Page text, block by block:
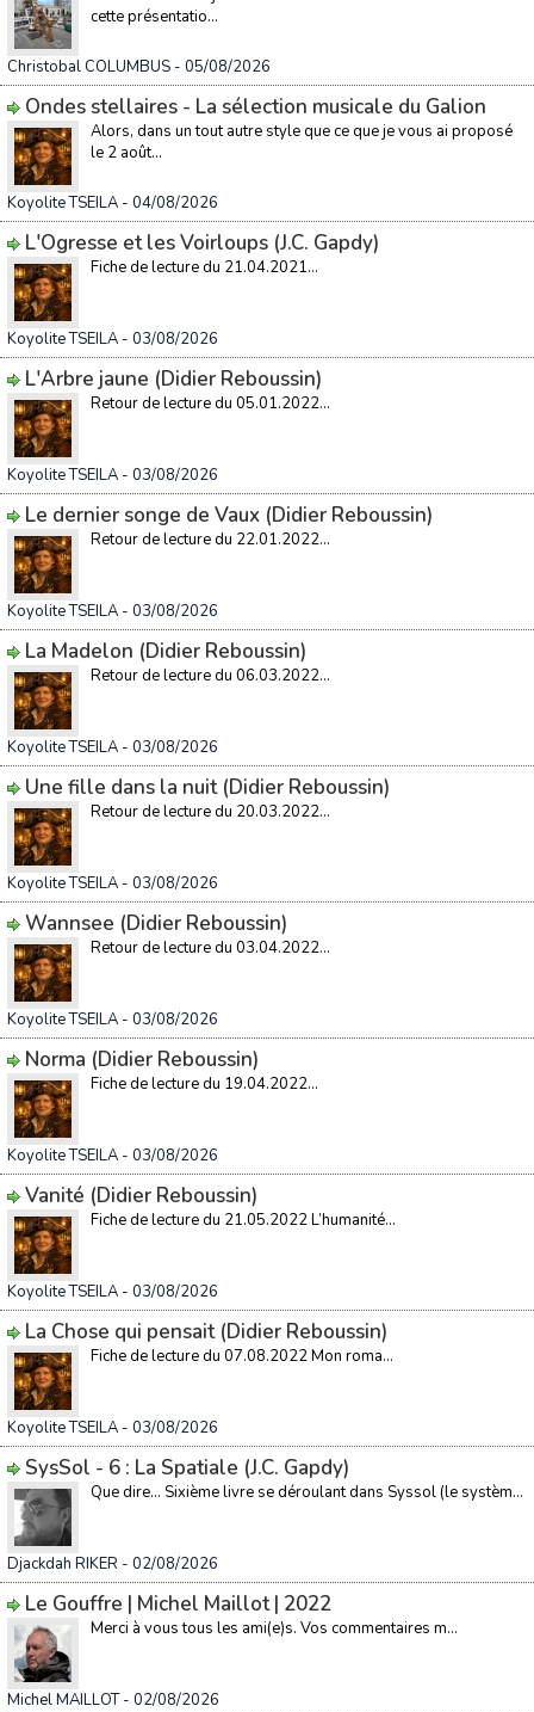
cette présentatio...
Christobal COLUMBUS - 05/08/2026
Ondes stellaires - La sélection musicale du Galion
Alors, dans un tout autre style que ce que je vous ai proposé
le 2 août...
Koyolite TSEILA - 04/08/2026
L'Ogresse et les Voirloups (J.C. Gapdy)
Fiche de lecture du 21.04.2021...
Koyolite TSEILA - 03/08/2026
L'Arbre jaune (Didier Reboussin)
Retour de lecture du 05.01.2022...
Koyolite TSEILA - 03/08/2026
Le dernier songe de Vaux (Didier Reboussin)
Retour de lecture du 22.01.2022...
Koyolite TSEILA - 03/08/2026
La Madelon (Didier Reboussin)
Retour de lecture du 06.03.2022...
Koyolite TSEILA - 03/08/2026
Une fille dans la nuit (Didier Reboussin)
Retour de lecture du 20.03.2022...
Koyolite TSEILA - 03/08/2026
Wannsee (Didier Reboussin)
Retour de lecture du 03.04.2022...
Koyolite TSEILA - 03/08/2026
Norma (Didier Reboussin)
Fiche de lecture du 19.04.2022...
Koyolite TSEILA - 03/08/2026
Vanité (Didier Reboussin)
Fiche de lecture du 21.05.2022 L’humanité...
Koyolite TSEILA - 03/08/2026
La Chose qui pensait (Didier Reboussin)
Fiche de lecture du 07.08.2022 Mon roma...
Koyolite TSEILA - 03/08/2026
SysSol - 6 : La Spatiale (J.C. Gapdy)
Que dire… Sixième livre se déroulant dans Syssol (le systèm...
Djackdah RIKER - 02/08/2026
Le Gouffre | Michel Maillot | 2022
Merci à vous tous les ami(e)s. Vos commentaires m...
Michel MAILLOT- 02/08/2026